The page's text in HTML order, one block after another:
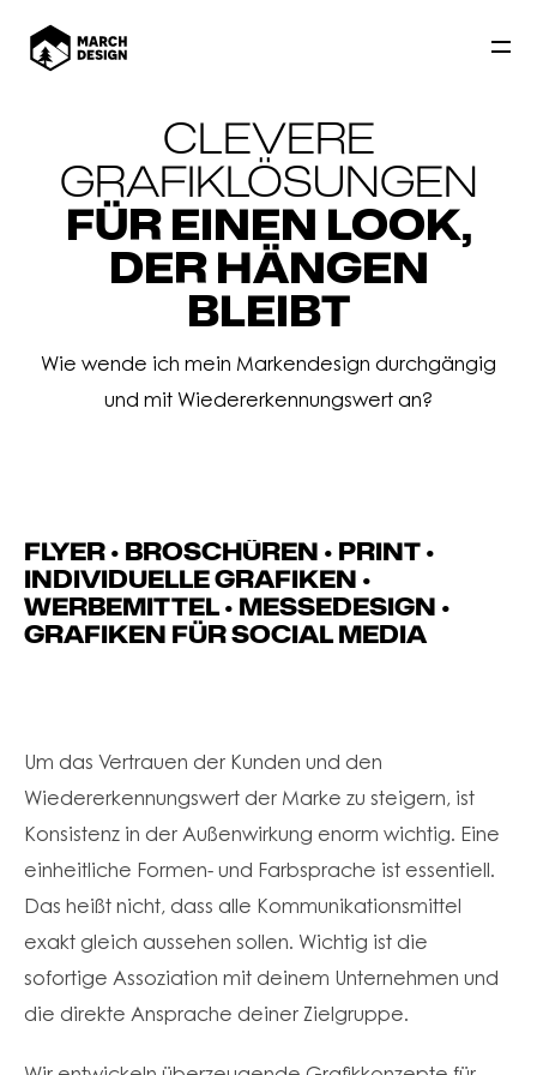
CLEVERE
GRAFIKLÖSUNGEN
FÜR EINEN LOOK,
DER HÄNGEN
BLEIBT
Wie wende ich mein Markendesign durchgängig
und mit Wiedererkennungswert an?
FLYER • BROSCHÜREN • PRINT •
INDIVIDUELLE GRAFIKEN •
WERBEMITTEL • MESSEDESIGN •
GRAFIKEN FÜR SOCIAL MEDIA
Um das Vertrauen der Kunden und den
Wiedererkennungswert der Marke zu steigern, ist
Konsistenz in der Außenwirkung enorm wichtig. Eine
einheitliche Formen- und Farbsprache ist essentiell.
Das heißt nicht, dass alle Kommunikationsmittel
exakt gleich aussehen sollen. Wichtig ist die
sofortige Assoziation mit deinem Unternehmen und
die direkte Ansprache deiner Zielgruppe.